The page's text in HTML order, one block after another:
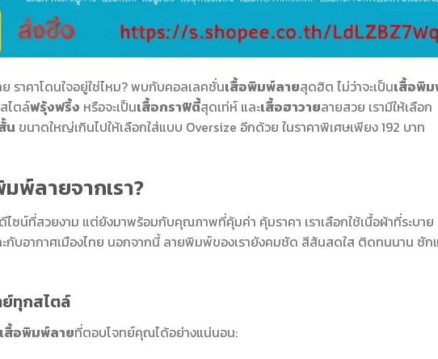
ราคาโดนใจอยู่ใช่ไหม? พบกับคอลเลคชั่นเสื้อพิมพ์ลายสุดฮิต ไม่ว่าจะเป็นเสื้อพิ
สไตล์ฟรุ้งฟริ้ง หรือจะเป็นเสื้อกราฟิตี้สุดเท่ห์ และเสื้อฮาวายลายสวย เรามีให้เลือก
น ขนาดใหญ่เกินไปให้เลือกใส่แบบ Oversize อีกด้วย ในราคาพิเศษเพียง 192 บาท
พ์ลายจากเรา?
ซน์ที่สวยงาม แต่ยังมาพร้อมกับคุณภาพที่คุ้มค่า คุ้มราคา เราเลือกใช้เนื้อผ้าที่ระบาย
ะกับอากาศเมืองไทย นอกจากนี้ ลายพิมพ์ของเรายังคมชัด สีสันสดใส ติดทนนาน ซัก
ทุกสไตล์
เสื้อพิมพ์ลายที่ตอบโจทย์คุณได้อย่างแน่นอน: